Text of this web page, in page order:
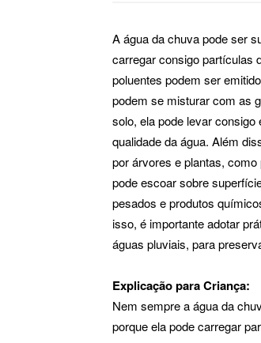
A água da chuva pode ser
carregar consigo partículas
poluentes podem ser
podem se misturar com as
solo, ela pode levar
qualidade da água. Além
por árvores e plantas,
pode escoar sobre
pesados e produtos
isso, é importante adotar
águas pluviais, para
Explicação para Criança:
Nem sempre a água da
porque ela pode carregar